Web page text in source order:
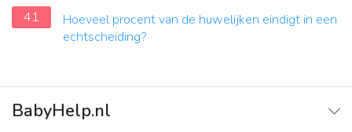
41
Hoeveel procent van de huwelijken eindigt in een
echtscheiding?
BabyHelp.nl